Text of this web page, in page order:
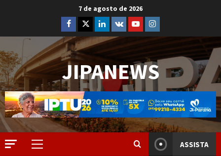
7 de agosto de 2026
JIPANEWS
ASSISTA